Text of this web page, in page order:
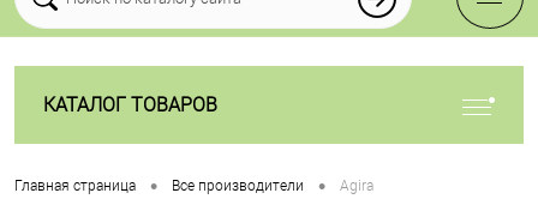
КАТАЛОГ ТОВАРОВ
Главная страница • Все производители • Agira